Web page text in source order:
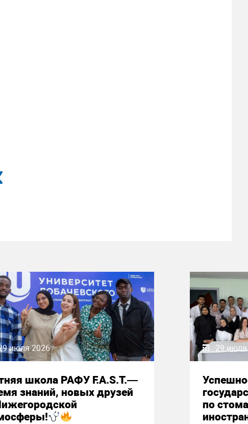
июля 2026
школа РАФУ F.A.S.T.—
знаний, новых друзей
29
по